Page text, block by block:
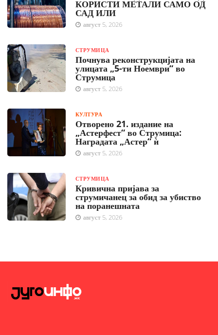
КОРИСТИ МЕТАЛИ САМО ОД
САД ИЛИ
август 5, 2026
СТРУМИЦА
Почнува реконструкцијата на
улицата „5-ти Ноември“ во
Струмица
август 5, 2026
КУЛТУРА
Отворено 21. издание на
„Астерфест“ во Струмица:
Наградата „Астер“ ѝ
август 5, 2026
СТРУМИЦА
Кривична пријава за
струмичанец за обид за убиство
на поранешната
август 5, 2026